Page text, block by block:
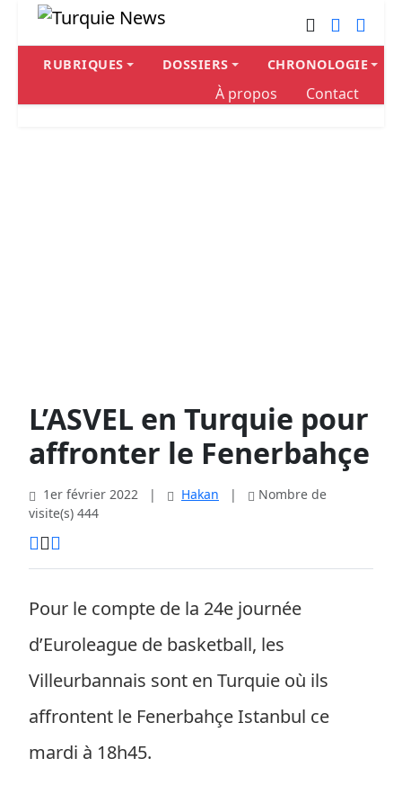
RUBRIQUES DOSSIERS CHRONOLOGIE
À propos Contact
L’ASVEL en Turquie pour
affronter le Fenerbahçe
1er février 2022 | Hakan |
Nombre de
visite(s) 444
Pour le compte de la 24e journée
d’Euroleague de basketball, les
Villeurbannais sont en Turquie où ils
affrontent le Fenerbahçe Istanbul ce
mardi à 18h45.